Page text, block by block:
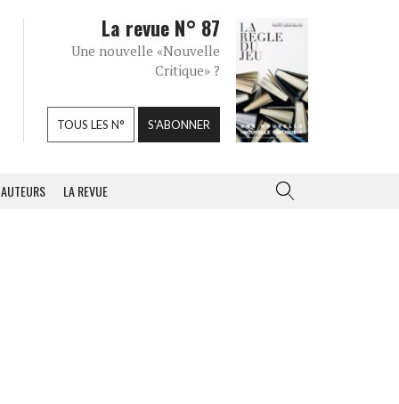
La revue N° 87
Une nouvelle «Nouvelle
Critique» ?
TOUS LES N° S'ABONNER
AUTEURS LA REVUE